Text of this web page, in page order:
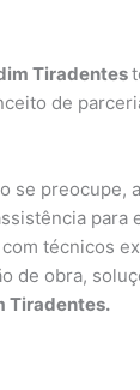
Tiradentes
de
se preocupe,
técnicos
de obra,
Tiradentes.